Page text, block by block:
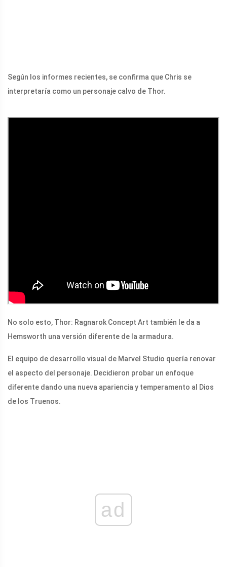
Según los informes recientes, se confirma que Chris se
interpretaría como un personaje calvo de Thor.
No solo esto, Thor: Ragnarok Concept Art también le da a
Hemsworth una versión diferente de la armadura.
El equipo de desarrollo visual de Marvel Studio quería renovar
el aspecto del personaje. Decidieron probar un enfoque
diferente dando una nueva apariencia y temperamento al Dios
de los Truenos.
ad